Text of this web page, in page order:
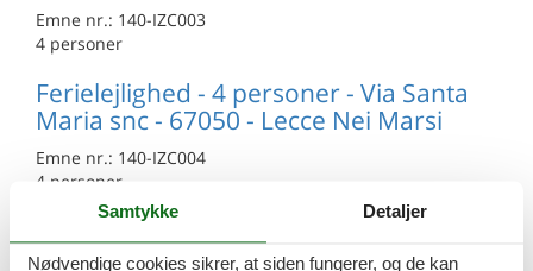
Emne nr.: 140-IZC003
4 personer
Ferielejlighed - 4 personer - Via Santa
Maria snc - 67050 - Lecce Nei Marsi
Emne nr.: 140-IZC004
4 personer
Ferielejlighed - 4 personer - Via Santa
Maria snc - 67050 - Lecce Nei Marsi
Samtykke Detaljer
Nødvendige cookies sikrer, at siden fungerer, og de kan